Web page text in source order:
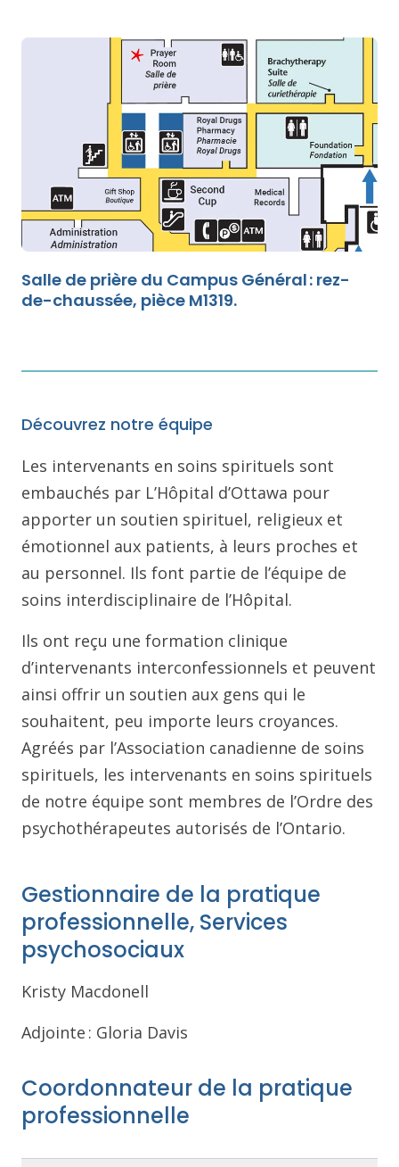
Salle de prière du Campus Général : rez-
de-chaussée, pièce M1319.
Découvrez notre équipe
Les intervenants en soins spirituels sont
embauchés par L’Hôpital d’Ottawa pour
apporter un soutien spirituel, religieux et
émotionnel aux patients, à leurs proches et
au personnel. Ils font partie de l’équipe de
soins interdisciplinaire de l’Hôpital.
Ils ont reçu une formation clinique
d’intervenants interconfessionnels et peuvent
ainsi offrir un soutien aux gens qui le
souhaitent, peu importe leurs croyances.
Agréés par l’Association canadienne de soins
spirituels, les intervenants en soins spirituels
de notre équipe sont membres de l’Ordre des
psychothérapeutes autorisés de l’Ontario.
Gestionnaire de la pratique
professionnelle, Services
psychosociaux
Kristy Macdonell
Adjointe : Gloria Davis​
Coordonnateur de la pratique
professionnelle